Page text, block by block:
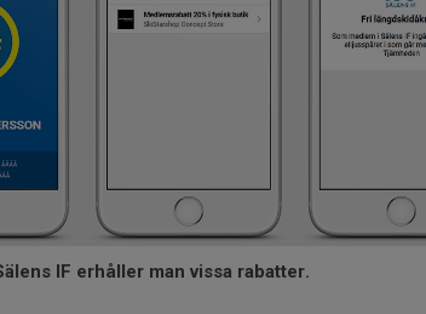
IF erhåller man vissa rabatter.